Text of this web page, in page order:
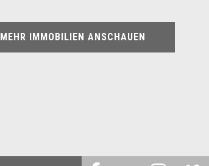
MEHR IMMOBILIEN ANSCHAUEN